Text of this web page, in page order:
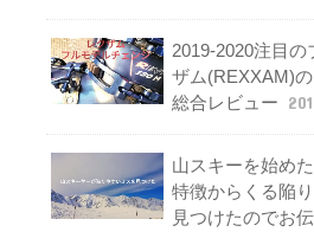
2019-2020注目の
ザム(REXXAM)の
総合レビュー
山スキーを始め
特徴からくる陥
見つけたのでお